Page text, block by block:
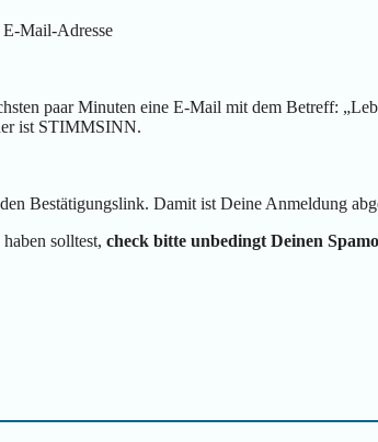
Mail-Adresse
paar Minuten eine E-Mail mit dem Betreff:
ist STIMMSINN.
Bestätigungslink. Damit ist Deine Anmeldung
solltest, check bitte unbedingt Deinen